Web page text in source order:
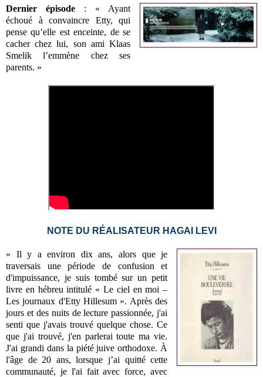
Dernier épisode : « Ayant
échoué à convaincre Etty, qui
pense qu’elle est enceinte, de se
cacher chez lui, son ami Klaas
Smelik l’emmène chez ses
parents. »
NOTE DU RÉALISATEUR HAGAI LEVI
« Il y a environ dix ans, alors que je
traversais une période de confusion et
d'impuissance, je suis tombé sur un petit
livre en hébreu intitulé « Le ciel en moi –
Les journaux d'Etty Hillesum ». Après des
jours et des nuits de lecture passionnée, j'ai
senti que j'avais trouvé quelque chose. Ce
que j'ai trouvé, j'en parlerai toute ma vie.
J'ai grandi dans la piété juive orthodoxe. À
l'âge de 20 ans, lorsque j’ai quitté cette
communauté, je l'ai fait avec force, avec